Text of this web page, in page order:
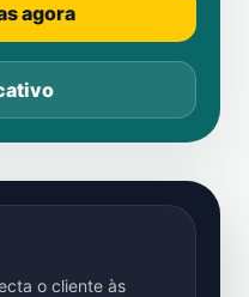
agora
o cliente às